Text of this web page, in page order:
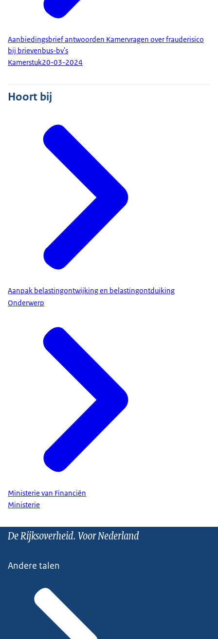
Aanbiedingsbrief antwoorden Kamervragen over frauderisico
bij brievenbus-bv's
Kamerstuk20-03-2024
Hoort bij
Aanpak belastingontwijking en belastingontduiking
Onderwerp
Ministerie van Financiën
Ministerie
De Rijksoverheid. Voor Nederland
Andere talen